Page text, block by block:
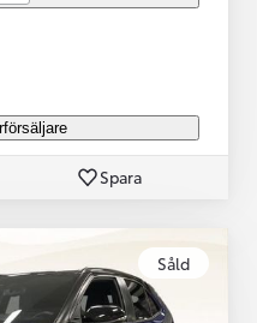
Spara
Såld